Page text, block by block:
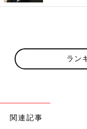
な」と知ることができま
――小さな出来事がじわ
いしい そうですね。
あったのかもしれませ
たですね。独身時代に
か、まわりのワーキング
て、すごく忙しそう」と
な…」と、しり込みして
ラン
関連記事